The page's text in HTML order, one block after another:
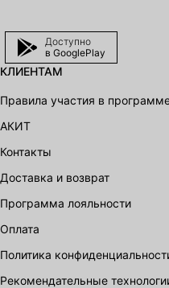
Доступно
в GooglePlay
КЛИЕНТАМ
Правила участия в
АКИТ
Контакты
Доставка и возврат
Программа лояльности
Оплата
Политика
Рекомендательные